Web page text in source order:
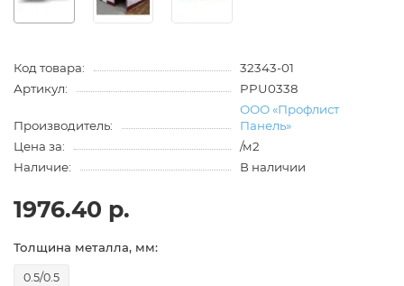
Код товара:
32343-01
Артикул:
PPU0338
Производитель:
ООО «Профлист
Панель»
Цена за:
/м2
Наличие:
В наличии
1976.40 р.
Толщина металла, мм:
0.5/0.5